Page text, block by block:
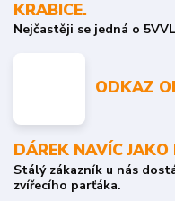
KRABICE.
Nejčastěji se jedná o
ODKAZ
DÁREK NAVÍC
Stálý zákazník u nás
zvířecího parťáka.